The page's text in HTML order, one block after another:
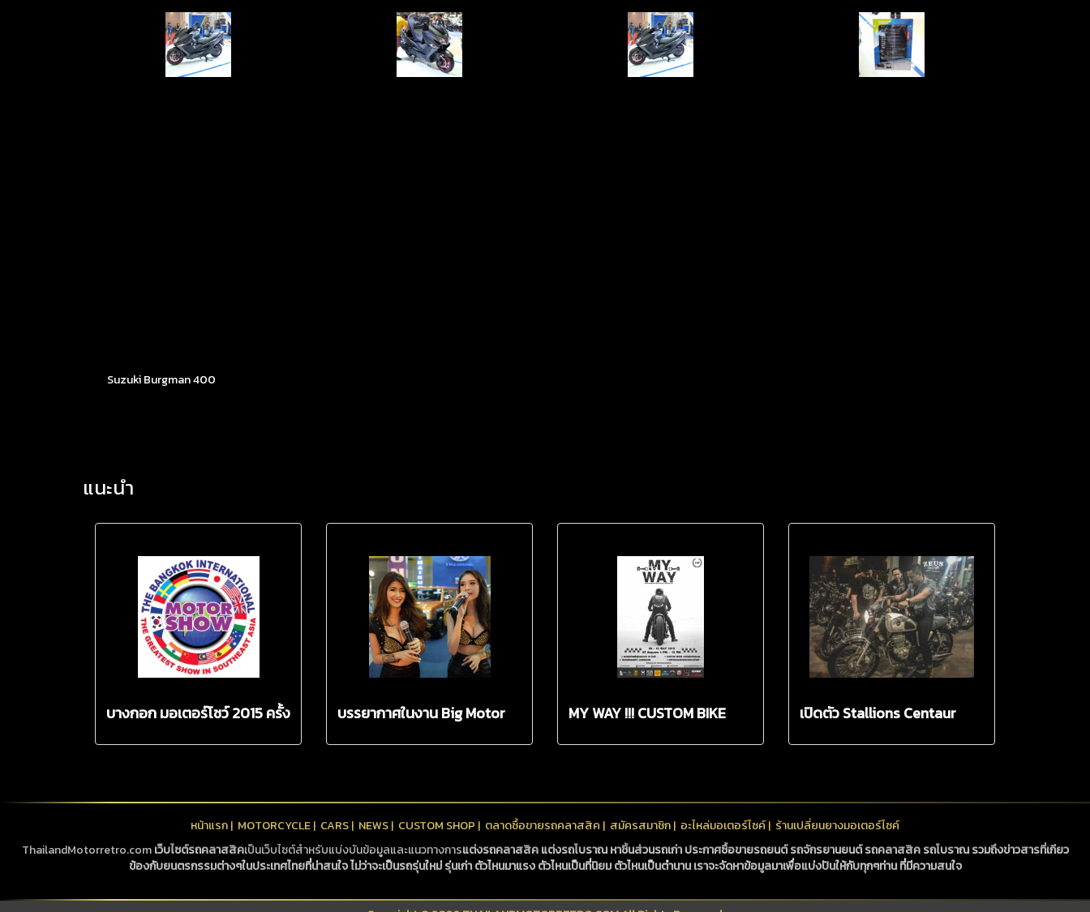
Suzuki Burgman 400
แนะนำ
บางกอก มอเตอร์โชว์ 2015 ครั้ง
บรรยากาศในงาน Big Motor
MY WAY !!! CUSTOM BIKE
เปิดตัว Stallions Centaur
หน้าแรก| MOTORCYCLE| CARS| NEWS| CUSTOM SHOP | ตลาดซื้อขายรถคลาสสิค | สมัครสมาชิก| อะไหล่มอเตอร์ไซค์| ร้านเปลี่ยนยางมอเตอร์ไซค์
ThailandMotorretro.comเว็บไซต์รถคลาสสิคเป็นเว็บไซต์สำหรับแบ่งบันข้อมูลและแนวทางการแต่งรถคลาสสิค แต่งรถโบราณ หาชิ้นส่วนรถเก่าประกาศซื้อขายรถยนต์ รถจักรยานยนต์รถคลาสสิค รถโบราณรวมถึงข่าวสารที่เกียว
ข้องกับยนตรกรรมต่างๆในประเทศไทยที่น่าสนใจ ไม่ว่าจะเป็นรถรุ่นใหม่ รุ่นเก่า ตัวไหนมาแรง ตัวไหนเป็นที่นิยม ตัวไหนเป็นตำนาน เราจะจัดหาข้อมูลมาเพื่อแบ่งปันให้กับทุกๆท่าน ที่มีความสนใจ